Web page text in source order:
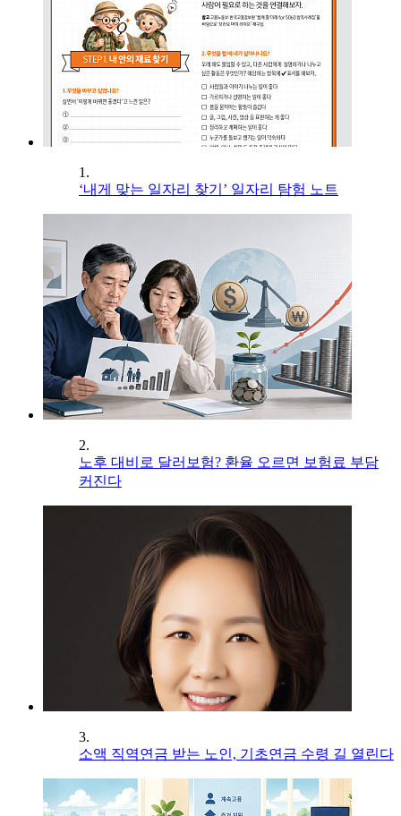
1.
‘내게 맞는 일자리 찾기’ 일자리 탐험 노트
2.
노후 대비로 달러보험? 환율 오르면 보험료 부담
커진다
3.
소액 직역연금 받는 노인, 기초연금 수령 길 열린다